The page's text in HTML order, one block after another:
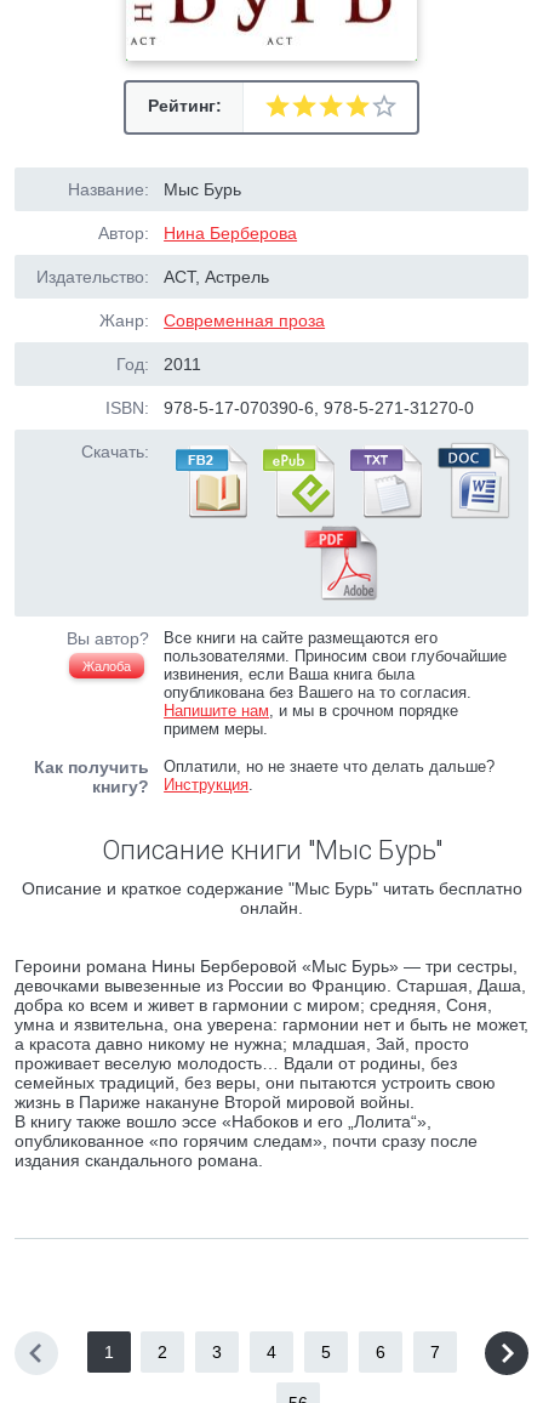
Рейтинг:
Название: Мыс Бурь
Автор: Нина Берберова
Издательство: АСТ, Астрель
Жанр: Современная проза
Год: 2011
ISBN: 978-5-17-070390-6, 978-5-271-31270-0
Скачать:
Вы автор?
Жалоба
Все книги на сайте размещаются его
пользователями. Приносим свои глубочайшие
извинения, если Ваша книга была
опубликована без Вашего на то согласия.
Напишите нам, и мы в срочном порядке
примем меры.
Как получить
книгу?
Оплатили, но не знаете что делать дальше?
Инструкция.
Описание книги "Мыс Бурь"
Описание и краткое содержание "Мыс Бурь" читать бесплатно
онлайн.
Героини романа Нины Берберовой «Мыс Бурь» — три сестры,
девочками вывезенные из России во Францию. Старшая, Даша,
добра ко всем и живет в гармонии с миром; средняя, Соня,
умна и язвительна, она уверена: гармонии нет и быть не может,
а красота давно никому не нужна; младшая, Зай, просто
проживает веселую молодость… Вдали от родины, без
семейных традиций, без веры, они пытаются устроить свою
жизнь в Париже накануне Второй мировой войны.
В книгу также вошло эссе «Набоков и его „Лолита“»,
опубликованное «по горячим следам», почти сразу после
издания скандального романа.
1 2 3 4 5 6 7